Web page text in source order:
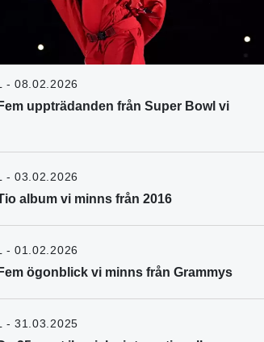
- 08.02.2026
uppträdanden från Super Bowl vi
- 03.02.2026
album vi minns från 2016
- 01.02.2026
ögonblick vi minns från Grammys
- 31.03.2025